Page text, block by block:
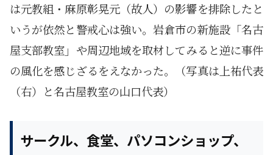
は元教組・麻原彰晃元（故人）の影響を排除したと
いうが依然と警戒心は強い。岩倉市の新施設「名古
屋支部教室」や周辺地域を取材してみると逆に事件
の風化を感じざるをえなかった。（写真は上祐代表
（右）と名古屋教室の山口代表）
サークル、食堂、パソコンショップ、